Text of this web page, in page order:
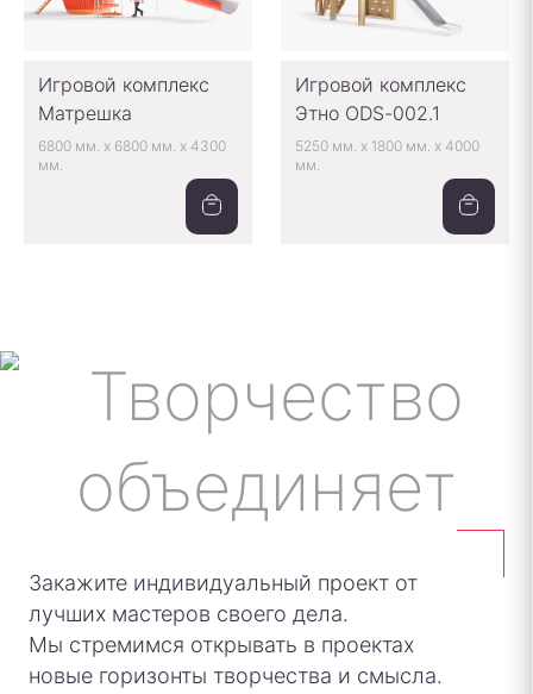
Игровой комплекс
Матрешка
6800 мм. x 6800 мм. x 4300
мм.
Игровой комплекс
Этно ODS-002.1
5250 мм. x 1800 мм. x 4000
мм.
Закажите индивидуальный проект от
лучших мастеров своего дела.
Мы стремимся открывать в проектах
новые горизонты творчества и смысла.